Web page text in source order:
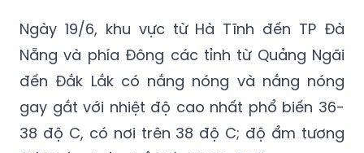
Ngày 19/6, khu vực từ Hà Tĩnh đến TP Đà
Nẵng và phía Đông các tỉnh từ Quảng Ngãi
đến Đắk Lắk có nắng nóng và nắng nóng
gay gắt với nhiệt độ cao nhất phổ biến 36-
38 độ C, có nơi trên 38 độ C; độ ẩm tương